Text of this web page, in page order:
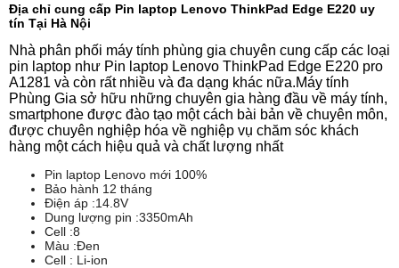
Địa chỉ cung cấp Pin laptop Lenovo ThinkPad Edge E220 uy
tín Tại Hà Nội
Nhà phân phối máy tính phùng gia chuyên cung cấp các loại
pin laptop như Pin laptop Lenovo ThinkPad Edge E220 pro
A1281 và còn rất nhiều và đa dạng khác nữa.Máy tính
Phùng Gia sở hữu những chuyên gia hàng đầu về máy tính,
smartphone được đào tạo một cách bài bản về chuyên môn,
được chuyên nghiệp hóa về nghiệp vụ chăm sóc khách
hàng một cách hiệu quả và chất lượng nhất
Pin laptop Lenovo mới 100%
Bảo hành 12 tháng
Điện áp :14.8V
Dung lượng pin :3350mAh
Cell :8
Màu :Đen
Cell : Li-ion